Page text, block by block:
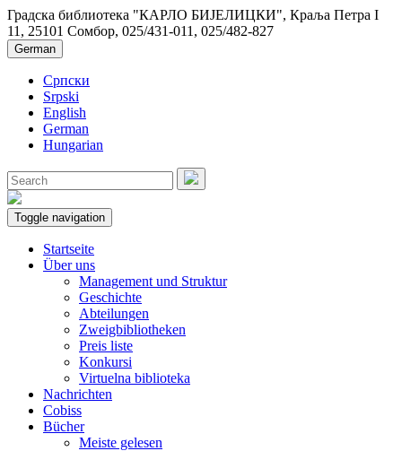
Градска библиотека "КАРЛО БИЈЕЛИЦКИ", Краља Петра I
11, 25101 Сомбор, 025/431-011, 025/482-827
German
Српски
Srpski
English
German
Hungarian
Toggle navigation
Startseite
Über uns
Management und Struktur
Geschichte
Abteilungen
Zweigbibliotheken
Preis liste
Konkursi
Virtuelna biblioteka
Nachrichten
Cobiss
Bücher
Meiste gelesen